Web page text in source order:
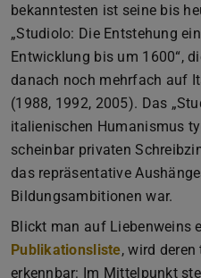
bekanntesten ist seine bis
„Studiolo: Die Entstehung
Entwicklung bis um 1600“,
danach noch mehrfach auf
(1988, 1992, 2005). Das
italienischen Humanismus
scheinbar privaten
das repräsentative
Bildungsambitionen war.
Blickt man auf Liebenweins
Publikationsliste, wird
erkennbar: Im Mittelpunkt